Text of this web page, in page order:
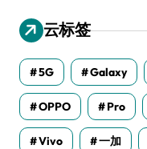
云标签
5G Galaxy
OPPO Pro
Vivo 一加